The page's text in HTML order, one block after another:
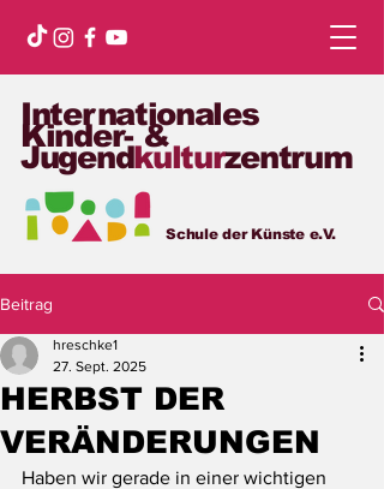
Internationales
Kinder- &
Jugendkulturzentrum
Schule der Künste e.V.
Beitrag
HERBST DER
VERÄNDERUNGEN
hreschke1
27. Sept. 2025
Haben wir gerade in einer wichtigen